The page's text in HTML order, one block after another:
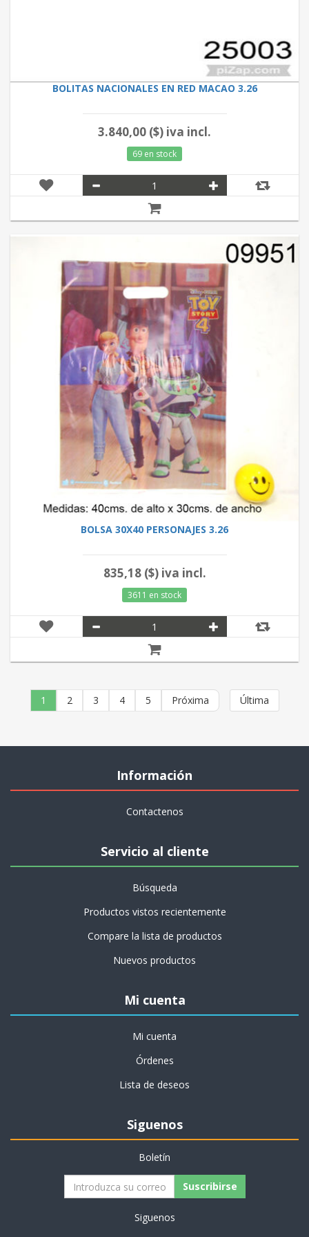
BOLITAS NACIONALES EN RED MACAO 3.26
3.840,00 ($) iva incl.
69 en stock
BOLSA 30X40 PERSONAJES 3.26
835,18 ($) iva incl.
3611 en stock
1 2 3 4 5 Próxima Última
Información
Contactenos
Servicio al cliente
Búsqueda
Productos vistos recientemente
Compare la lista de productos
Nuevos productos
Mi cuenta
Mi cuenta
Órdenes
Lista de deseos
Siguenos
Boletín
Siguenos